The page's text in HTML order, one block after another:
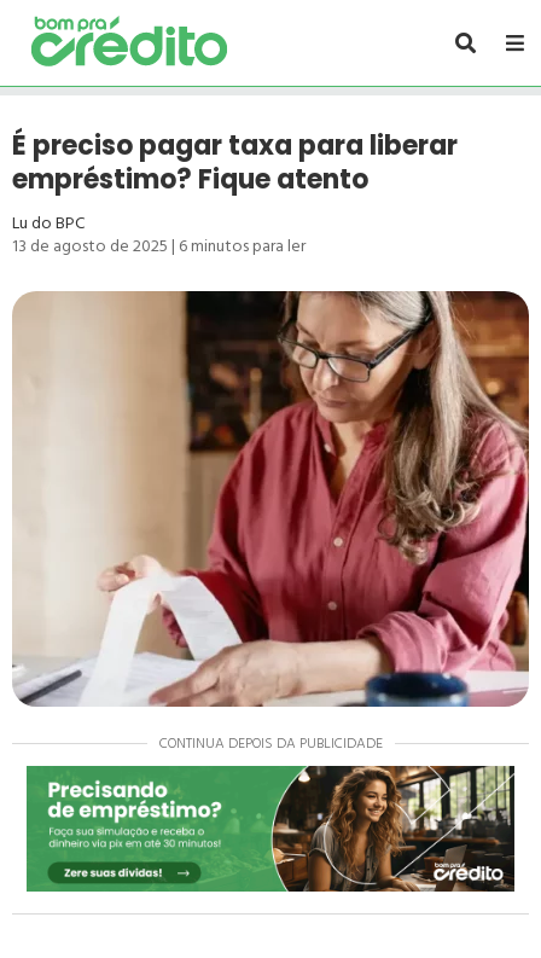
É preciso pagar taxa para liberar
empréstimo? Fique atento
Lu do BPC
13 de agosto de 2025| 6minutos para ler
CONTINUA DEPOIS DA PUBLICIDADE